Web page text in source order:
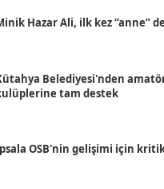
Hazar Ali, ilk kez “anne”
Belediyesi'nden
tam destek
OSB'nin gelişimi için